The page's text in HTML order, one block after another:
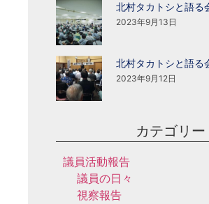
北村タカトシと語る
2023年9月13日
北村タカトシと語る
2023年9月12日
カテゴリー
議員活動報告
議員の日々
視察報告